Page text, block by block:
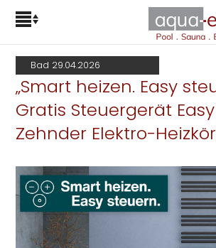
Bad 29.04.2026
„Smart heizen. Easy
Gratis Steuergerät
Zehnder Elektro-